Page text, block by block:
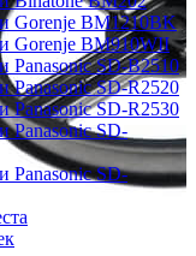
Gorenje BM1210BK
Gorenje BM910WII
Panasonic SD-B2510
Panasonic SD-R2520
Panasonic SD-R2530
Panasonic SD-
Panasonic SD-